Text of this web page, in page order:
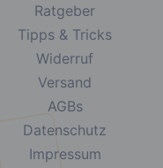
Ratgeber
Tipps & Tricks
Widerruf
Versand
AGBs
Datenschutz
Impressum